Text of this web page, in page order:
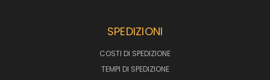
SPEDIZIONI
COSTI DI SPEDIZIONE
TEMPI DI SPEDIZIONE